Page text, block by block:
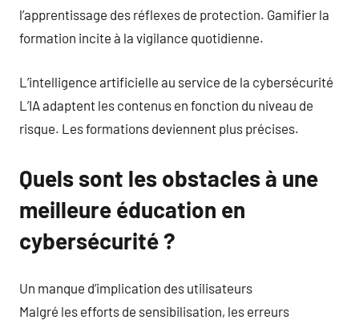
l’apprentissage des réflexes de protection. Gamifier la
formation incite à la vigilance quotidienne.
L’intelligence artificielle au service de la cybersécurité
L’IA adaptent les contenus en fonction du niveau de
risque. Les formations deviennent plus précises.
Quels sont les obstacles à une
meilleure éducation en
cybersécurité ?
Un manque d’implication des utilisateurs
Malgré les efforts de sensibilisation, les erreurs